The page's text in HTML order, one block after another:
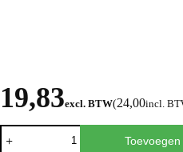
19,83excl. BTW(24,00incl.